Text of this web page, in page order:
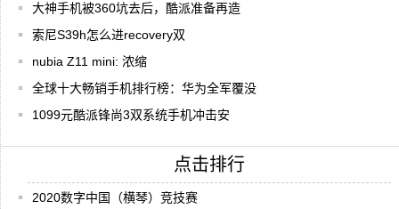
大神手机被360坑去后，酷派准备再造
索尼S39h怎么进recovery双
nubia Z11 mini: 浓缩
全球十大畅销手机排行榜：华为全军覆没
1099元酷派锋尚3双系统手机冲击安
点击排行
2020数字中国（横琴）竞技赛